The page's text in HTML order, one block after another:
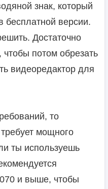
знак, который
бесплатной версии.
Достаточно
чтобы потом обрезать
видеоредактор для
то
мощного
ты используешь
и выше, чтобы